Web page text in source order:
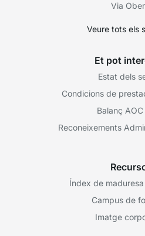
Via
Veure tots els
Et pot
Estat dels
Condicions de
Balanç
Reconeixements
Índex de
Campus de
Imatge